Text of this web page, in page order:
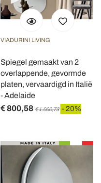
VIADURINI LIVING
Spiegel gemaakt van 2
overlappende, gevormde
platen, vervaardigd in Italië
- Adelaide
€ 800,58 € 1.000,73 - 20%